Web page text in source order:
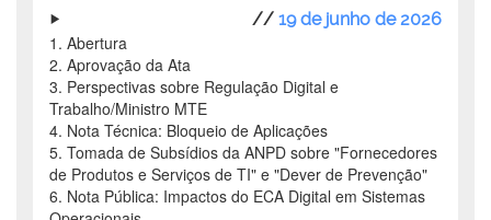
// 19 de junho de 2026
1. Abertura
2. Aprovação da Ata
3. Perspectivas sobre Regulação Digital e
Trabalho/Ministro MTE
4. Nota Técnica: Bloqueio de Aplicações
5. Tomada de Subsídios da ANPD sobre "Fornecedores
de Produtos e Serviços de TI" e "Dever de Prevenção"
6. Nota Pública: Impactos do ECA Digital em Sistemas